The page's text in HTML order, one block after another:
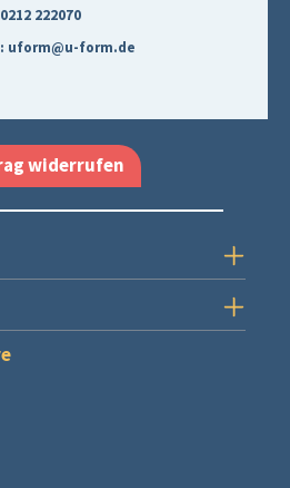
0212 222070
uform@u-form.de
widerrufen